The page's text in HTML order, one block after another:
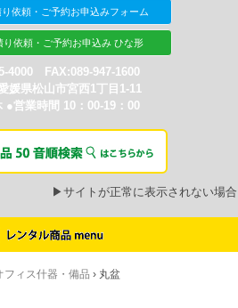
頼・ご予約お申込みフォーム
頼・ご予約お申込み ひな形
4000 FAX:089-947-1600
媛県松山市宮西1丁目1-11
●営業時間 10：00-19：00
▶サイトが正常に表示されない場合
フィス什器・備品 › 丸盆